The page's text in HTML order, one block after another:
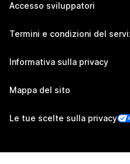
Accesso sviluppatori
Termini e condizioni del
Informativa sulla privacy
Mappa del sito
Le tue scelte sulla privacy